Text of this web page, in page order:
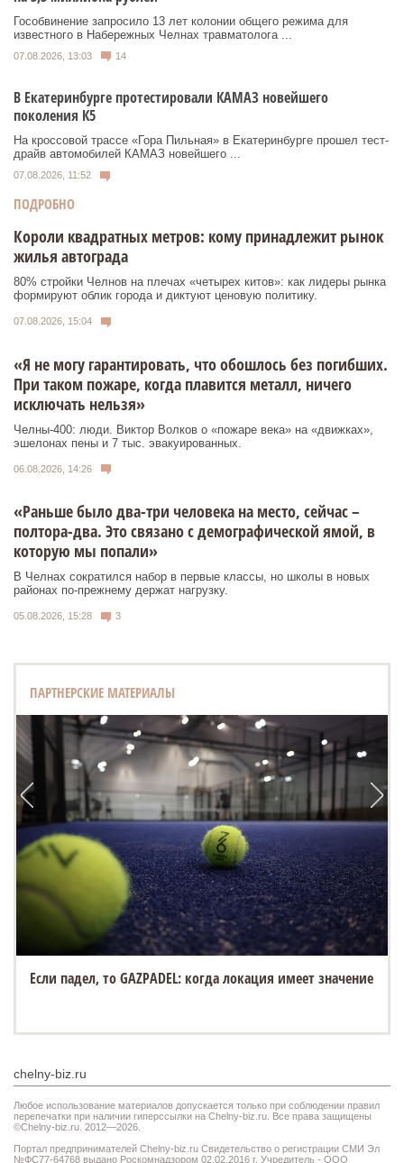
Гособвинение запросило 13 лет колонии общего режима для
известного в Набережных Челнах травматолога ...
07.08.2026, 13:03 14
В Екатеринбурге протестировали КАМАЗ новейшего
поколения К5
На кроссовой трассе «Гора Пильная» в Екатеринбурге прошел тест-
драйв автомобилей КАМАЗ новейшего ...
07.08.2026, 11:52
ПОДРОБНО
Короли квадратных метров: кому принадлежит рынок
жилья автограда
80% стройки Челнов на плечах «четырех китов»: как лидеры рынка
формируют облик города и диктуют ценовую политику.
07.08.2026, 15:04
«Я не могу гарантировать, что обошлось без погибших.
При таком пожаре, когда плавится металл, ничего
исключать нельзя»
Челны-400: люди. Виктор Волков о «пожаре века» на «движках»,
эшелонах пены и 7 тыс. эвакуированных.
06.08.2026, 14:26
«Раньше было два-три человека на место, сейчас –
полтора-два. Это связано с демографической ямой, в
которую мы попали»
В Челнах сократился набор в первые классы, но школы в новых
районах по-прежнему держат нагрузку.
05.08.2026, 15:28 3
ПАРТНЕРСКИЕ МАТЕРИАЛЫ
Если падел, то GAZPADEL: когда локация имеет значение
chelny-biz.ru
Любое использование материалов допускается только при соблюдении правил
перепечатки при наличии гиперссылки на Chelny-biz.ru. Все права защищены
©Chelny-biz.ru. 2012—2026.
Портал предпринимателей Chelny-biz.ru Свидетельство о регистрации СМИ Эл
№ФС77-64768 выдано Роскомнадзором 02.02.2016 г. Учредитель - ООО